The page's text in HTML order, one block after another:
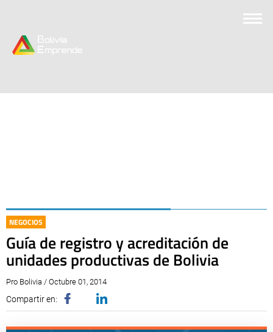
NEGOCIOS
Guía de registro y acreditación de
unidades productivas de Bolivia
Pro Bolivia / Octubre 01, 2014
Compartir en: